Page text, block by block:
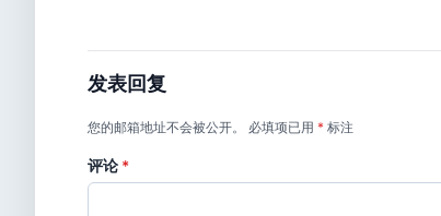
发表回复
您的邮箱地址不会被公开。 必填项已用 * 标注
评论 *